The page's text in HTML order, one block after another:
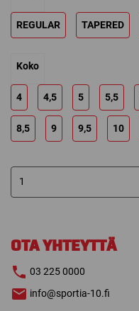
REGULAR TAPERED
Koko
4 4,5 5 5,5
8,5 9 9,5 10
CCM
JETSPEED
OTA YHTEYTTÄ
03 225 0000
info@sportia-10.fi